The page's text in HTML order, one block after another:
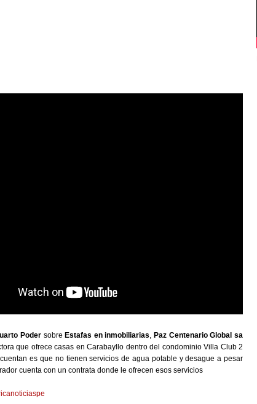
Podersobre Estafas en inmobiliarias, Paz Centenario Global sa
que ofrece casas en Carabayllo dentro del condominio Villa Club 2
es que no tienen servicios de agua potable y desague a pesar
cuenta con un contrata donde le ofrecen esos servicios